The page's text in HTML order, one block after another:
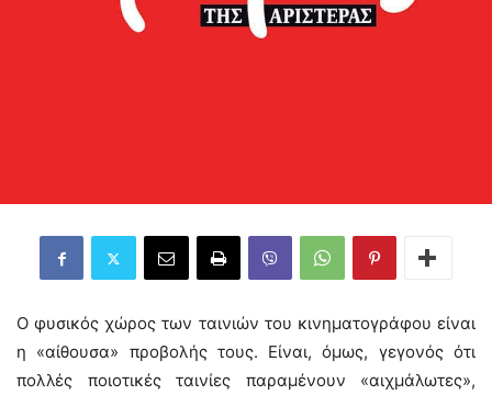
Ο φυσικός χώρος των ταινιών του κινηματογράφου είναι
η «αίθουσα» προβολής τους. Είναι, όμως, γεγονός ότι
πολλές ποιοτικές ταινίες παραμένουν «αιχμάλωτες»,